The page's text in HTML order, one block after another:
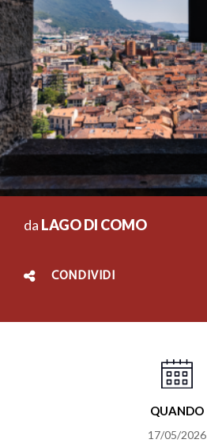
da LAGO DI COMO
CONDIVIDI
QUANDO
17/05/2026